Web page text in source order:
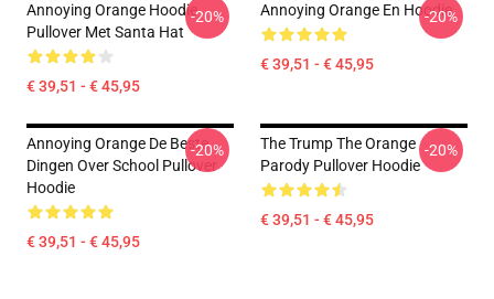
Annoying Orange Hoodie
Pullover Met Santa Hat
€ 39,51 - € 45,95
-20% Annoying Orange En Hoodie
€ 39,51 - € 45,95
-20%
Annoying Orange De Beste
Dingen Over School Pullover
Hoodie
€ 39,51 - € 45,95
-20%
The Trump The Orange
Parody Pullover Hoodie
€ 39,51 - € 45,95
-20%